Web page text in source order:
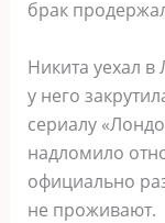
брак
Никита уехал
у него
сериалу
надломило
официально
не проживают.